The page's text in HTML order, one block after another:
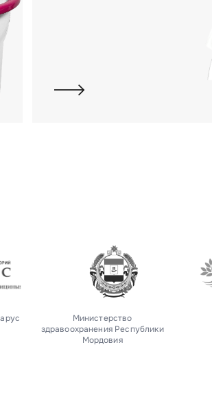
Министерство
здравоохранения Республики
Мордовия